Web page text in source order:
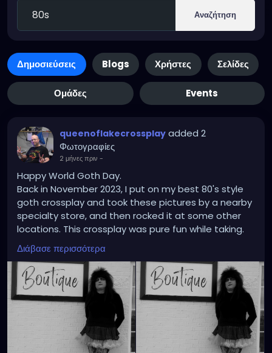
Αναζήτηση
Δημοσιεύσεις Blogs Χρήστες Σελίδες
Ομάδες Events
queenoflakecrossplay added 2
Φωτογραφίες
2 μήνες πριν -
Happy World Goth Day.
Back in November 2023, I put on my best 80's style
goth crossplay and took these pictures by a nearby
specialty store, and then rocked it at some other
locations. This crossplay was pure fun while taking.
Shifting the pictures into black and white mode
really brings out the gothic 80s style I have known
since childhood. Another awesome crossplay that
was a blast.
Διάβασε περισσότερα